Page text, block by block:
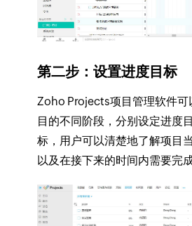
第二步：设置进度目标
Zoho Projects项目管理软件可
目的不同阶段，分别设定进度
标，用户可以清楚地了解项目
以及在接下来的时间内需要完